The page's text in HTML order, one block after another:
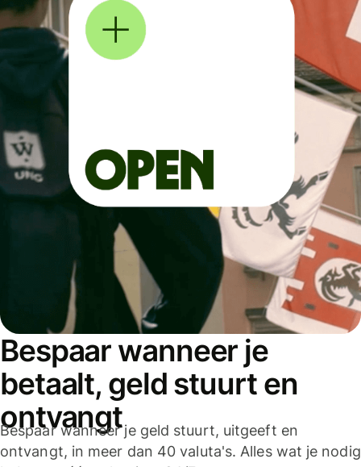
Bespaar wanneer je
betaalt, geld stuurt en
ontvangt
Bespaar wanneer je geld stuurt, uitgeeft en
ontvangt, in meer dan 40 valuta's. Alles wat je nodig